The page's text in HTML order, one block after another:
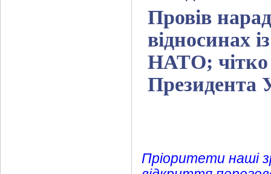
Провів
відносинах
НАТО; чітко
Президента
Пріоритети наші